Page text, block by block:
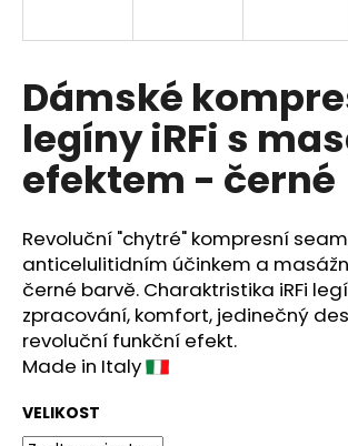
Dámské
legíny iRFi s
efektem - černé
Revoluční "chytré" kompresní
anticelulitidním účinkem a
černé barvě. Charaktristika iRFi
zpracování, komfort, jedinečný
revoluční funkční efekt.
Made in Italy
VELIKOST
í
t
?
HLEDAT
D
o
p
o